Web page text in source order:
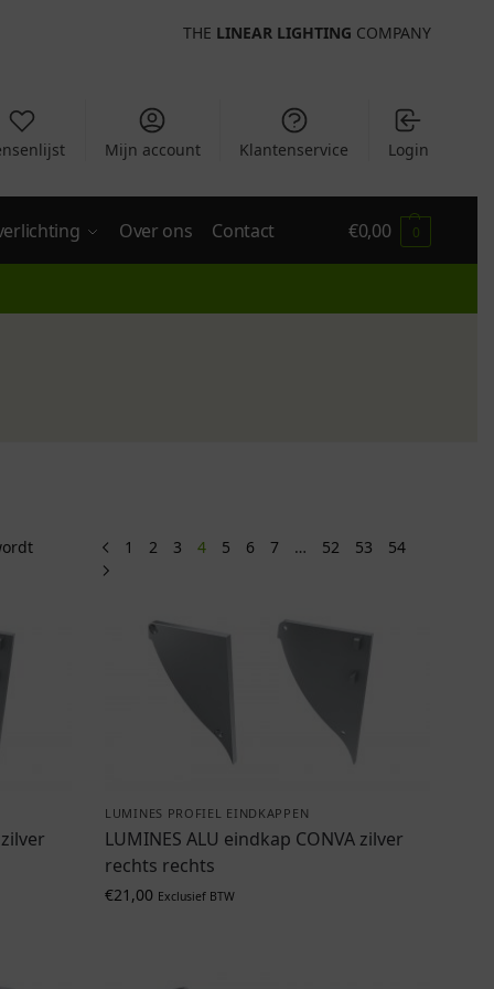
THE LINEAR LIGHTING COMPANY
Mijn account Klantenservice Login
Over ons Contact €0,00 0
1 2 3 4 5 6 7 … 52 53 54
LUMINES PROFIEL EINDKAPPEN
LUMINES ALU eindkap CONVA zilver
rechts rechts
€21,00 Exclusief BTW